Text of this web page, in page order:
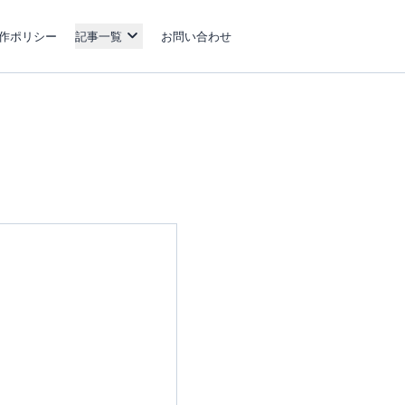
ポリシー 記事一覧 お問い合わせ